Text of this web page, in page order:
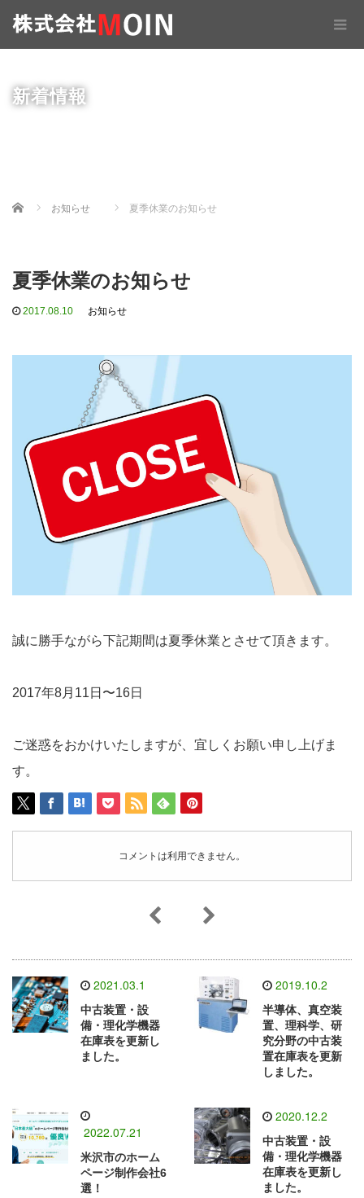
新着情報
Home お知らせ 夏季休業のお知らせ
夏季休業のお知らせ
2017.08.10 お知らせ
誠に勝手ながら下記期間は夏季休業とさせて頂きます。
2017年8月11日〜16日
ご迷惑をおかけいたしますが、宜しくお願い申し上げま
す。
コメントは利用できません。
2021.03.1
中古装置・設
備・理化学機器
在庫表を更新し
ました。
2019.10.2
半導体、真空装
置、理科学、研
究分野の中古装
置在庫表を更新
しました。
2022.07.21
米沢市のホーム
ページ制作会社6
選！
2020.12.2
中古装置・設
備・理化学機器
在庫表を更新し
ました。